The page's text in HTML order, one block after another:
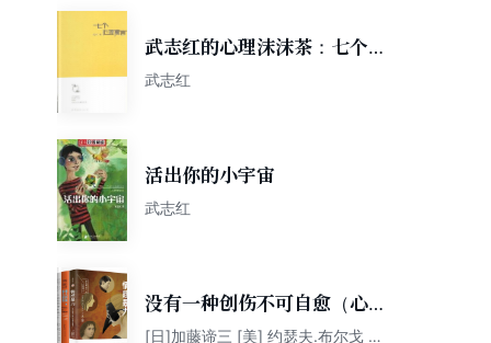
武志红的心理沫沫茶：七个心
理寓言
武志红
活出你的小宇宙
武志红
没有一种创伤不可自愈（心理
专家给你的亲近关系成长指
[日]加藤谛三 [美] 约瑟夫.布尔戈 武